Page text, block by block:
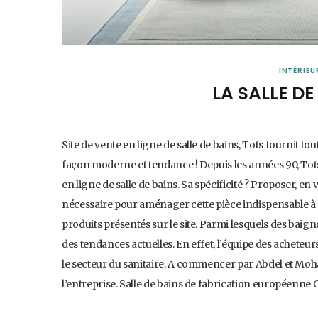
LA SALLE
Site de vente en ligne de salle de bains, Tots fournit
façon moderne et tendance ! Depuis les années 90,
en ligne de salle de bains. Sa spécificité ? Proposer,
nécessaire pour aménager cette pièce indispensable
produits présentés sur le site. Parmi lesquels des
des tendances actuelles. En effet, l’équipe des
le secteur du sanitaire. A commencer par Abdel et
l’entreprise. Salle de bains de fabrication